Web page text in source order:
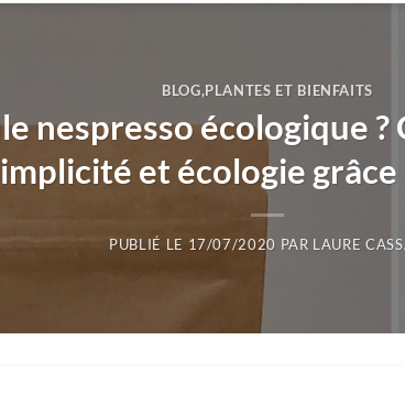
BLOG,PLANTES ET BIENFAITS
nespresso écologique
et écologie
PUBLIÉ LE 17/07/2020 PAR LAURE